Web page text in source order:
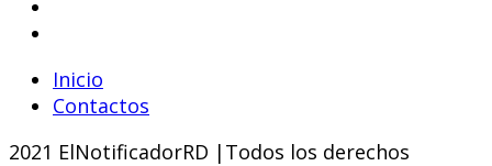
Inicio
Contactos
2021 ElNotificadorRD |Todos los derechos